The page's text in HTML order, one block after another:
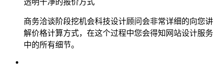
商务洽谈阶段挖机会科技设计顾问会非常详细的向您讲
解价格计算方式，在这个过程中您会得知网站设计服务
中的所有细节。